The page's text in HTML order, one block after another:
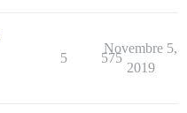
5 575
Novembre 5,
2019